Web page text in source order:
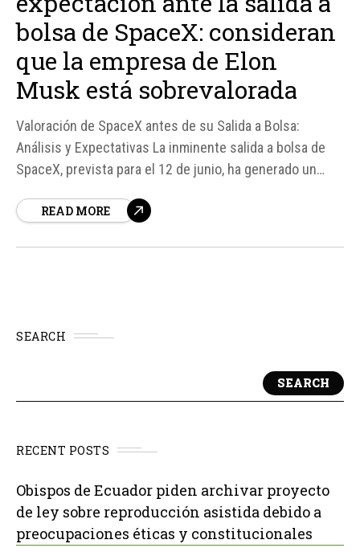
bolsa de SpaceX: consideran
que la empresa de Elon
Musk está sobrevalorada
Valoración de SpaceX antes de su Salida a Bolsa:
Análisis y Expectativas La inminente salida a bolsa de
SpaceX, prevista para el 12 de junio, ha generado un
según fuentes de la firma de servicios financieros
READ MORE
SEARCH
SEARCH
RECENT POSTS
Obispos de Ecuador piden archivar proyecto
de ley sobre reproducción asistida debido a
preocupaciones éticas y constitucionales